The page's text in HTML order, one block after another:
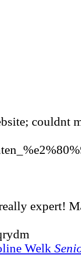
couldnt
expert!
Welk